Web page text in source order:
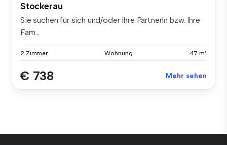
Stockerau
Sie suchen für sich und/oder Ihre PartnerIn bzw. Ihre
Fam...
2 Zimmer Wohnung 47 m²
€ 738 Mehr sehen